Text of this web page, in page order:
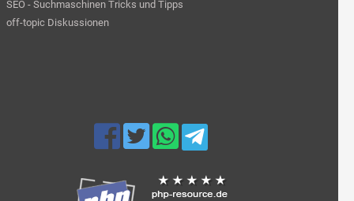
SEO - Suchmaschinen Tricks und Tipps
off-topic Diskussionen